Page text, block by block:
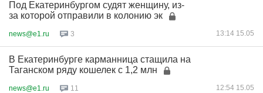
Под Екатеринбургом судят женщину, из-
за которой отправили в колонию эк
news@e1.ru 3 13:14 15.05
В Екатеринбурге карманница стащила на
Таганском ряду кошелек с 1,2 млн
news@e1.ru 11 12:54 15.05